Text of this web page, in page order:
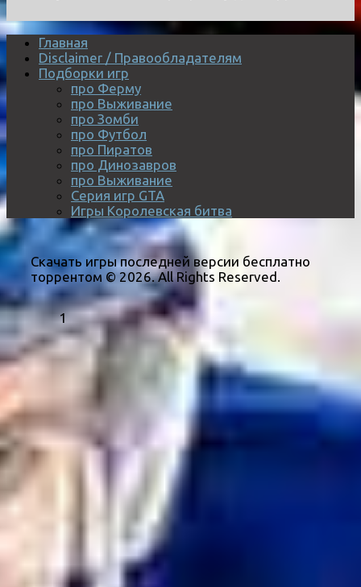
Главная
Disclaimer / Правообладателям
Подборки игр
про Ферму
про Выживание
про Зомби
про Футбол
про Пиратов
про Динозавров
про Выживание
Серия игр GTA
Игры Королевская битва
Скачать игры последней версии бесплатно
торрентом © 2026. All Rights Reserved.
1